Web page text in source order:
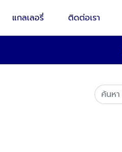
แกลเลอรี่ ติดต่อเรา